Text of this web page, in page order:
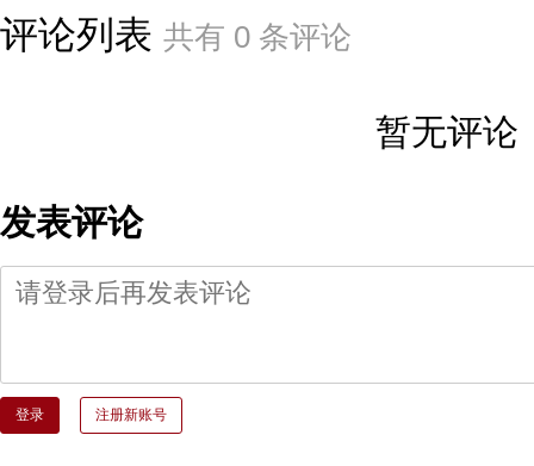
评论列表 共有 0 条评论
暂无评论
发表评论
登录 注册新账号